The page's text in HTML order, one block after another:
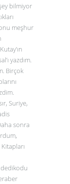
bilmiyor
meşhur
yazdım.
Birçok
Suriye,
sonra
dedikodu